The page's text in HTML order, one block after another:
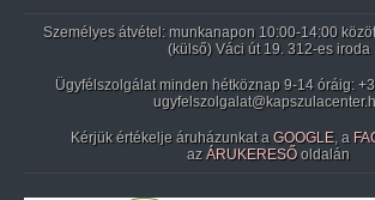
Személyes átvétel: munkanapon 10:00-14:00
(külső) Váci út 19. 312-es iroda
Ügyfélszolgálat minden hétköznap 9-14 óráig:
Kérjük értékelje áruházunkat a GOOGLE, a
az ÁRUKERESŐ oldalán